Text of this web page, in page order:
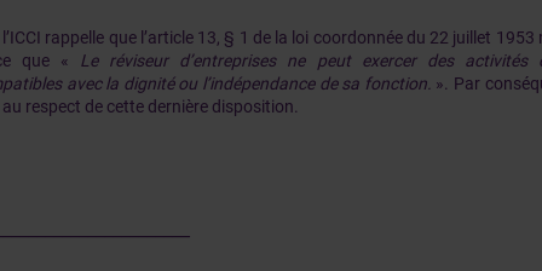
rappelle que l’article 13, § 1 de la loi coordonnée du 22 juillet
que « Le réviseur d’entreprises ne peut exercer des
avec la dignité ou l’indépendance de sa fonction. ». Par
respect de cette dernière disposition.